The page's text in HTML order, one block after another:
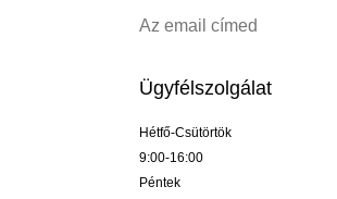
Ügyfélszolgálat
Hétfő-Csütörtök
9:00-16:00
Péntek